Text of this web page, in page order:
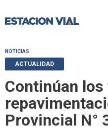
NOTICIAS
ACTUALIDAD
Continúan
Provincial N°